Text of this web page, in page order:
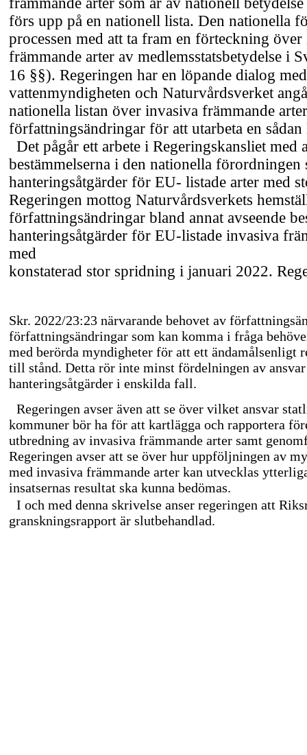
förs upp på en nationell lista. Den nationella
processen med att ta fram en förteckning
främmande arter av medlemsstatsbetydelse i
16 §§). Regeringen har en löpande dialog
vattenmyndigheten och Naturvårdsverket
nationella listan över invasiva främmande
författningsändringar för att utarbeta en sådan
Det pågår ett arbete i Regeringskansliet med
bestämmelserna i den nationella förordningen
hanteringsåtgärder för EU- listade arter med
Regeringen mottog Naturvårdsverkets
författningsändringar bland annat avseende
hanteringsåtgärder för EU-listade invasiva
med
konstaterad stor spridning i januari 2022.
Skr. 2022/23:23 närvarande behovet av
författningsändringar som kan komma i fråga
med berörda myndigheter för att ett ändamålsenligt
till stånd. Detta rör inte minst fördelningen av
hanteringsåtgärder i enskilda fall.
Regeringen avser även att se över vilket ansvar
kommuner bör ha för att kartlägga och rapportera
utbredning av invasiva främmande arter samt
Regeringen avser att se över hur uppföljningen av
med invasiva främmande arter kan utvecklas
insatsernas resultat ska kunna bedömas.
I och med denna skrivelse anser regeringen att
granskningsrapport är slutbehandlad.